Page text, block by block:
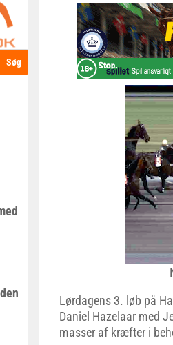
Lørdagens 3. løb på
Daniel Hazelaar med
masser af kræfter i